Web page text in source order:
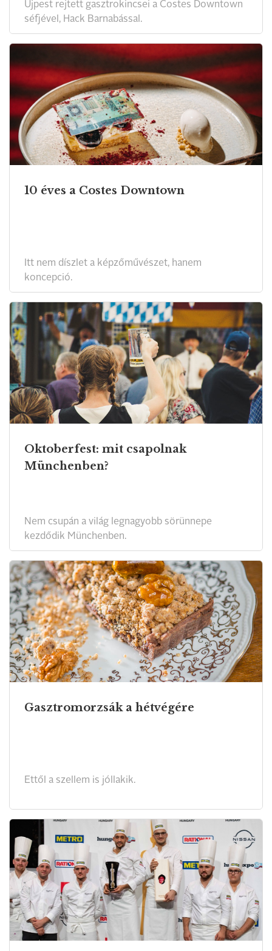
Újpest rejtett gasztrokincsei a Costes Downtown
séfjével, Hack Barnabással.
10 éves a Costes Downtown
Itt nem díszlet a képzőművészet, hanem
koncepció.
Oktoberfest: mit csapolnak
Münchenben?
Nem csupán a világ legnagyobb sörünnepe
kezdődik Münchenben.
Gasztromorzsák a hétvégére
Ettől a szellem is jóllakik.